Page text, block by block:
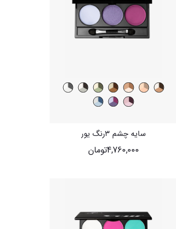
سایه چشم ۳رنگ یور
4,760,000تومان